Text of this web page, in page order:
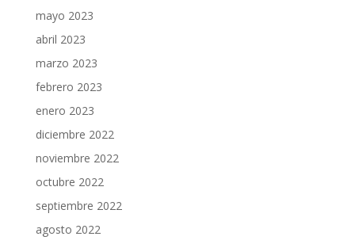
mayo 2023
abril 2023
marzo 2023
febrero 2023
enero 2023
diciembre 2022
noviembre 2022
octubre 2022
septiembre 2022
agosto 2022